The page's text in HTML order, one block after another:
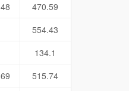
470.59
554.43
134.1
515.74